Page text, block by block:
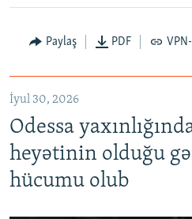
Paylaş PDF
İyul 30, 2026
Odessa
heyətinin olduğu
hücumu olub